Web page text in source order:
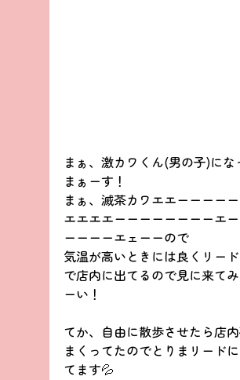
まぁ、激カワくん(男の子)にな
まぁーす！
まぁ、滅茶カワエエーーーー
エエエエーーーーーーーーエ
ーーーーエェーーので
気温が高いときには良くリー
で店内に出てるので見に来て
ーい！
てか、自由に散歩させたら店
まくってたのでとりまリード
てます💦